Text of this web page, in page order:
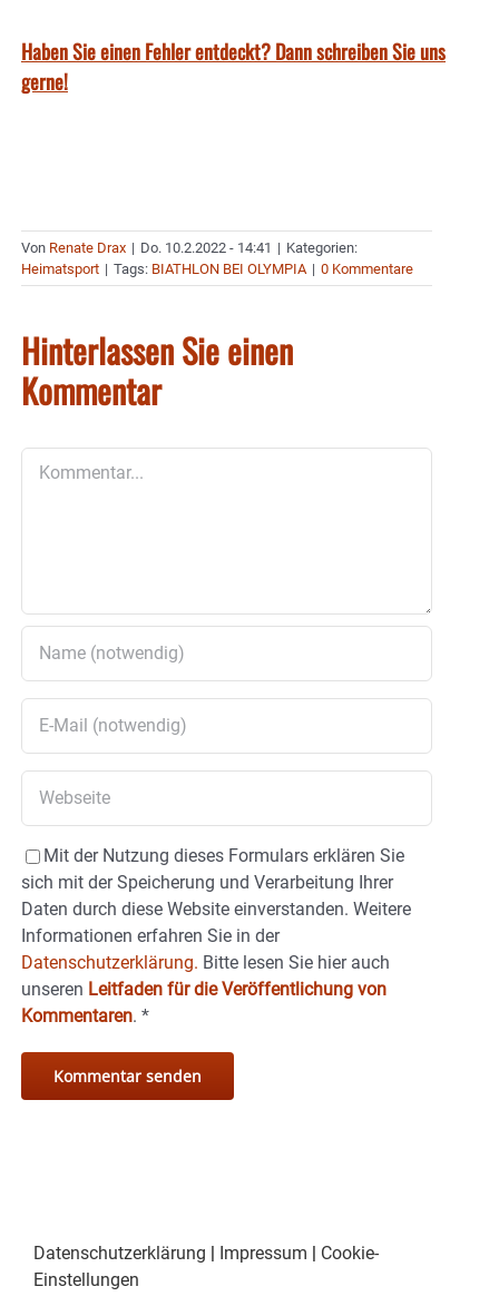
Haben Sie einen Fehler entdeckt? Dann schreiben Sie uns
gerne!
Von Renate Drax | Do. 10.2.2022 - 14:41 | Kategorien:
Heimatsport | Tags: BIATHLON BEI OLYMPIA | 0 Kommentare
Hinterlassen Sie einen
Kommentar
Mit der Nutzung dieses Formulars erklären Sie
sich mit der Speicherung und Verarbeitung Ihrer
Daten durch diese Website einverstanden. Weitere
Informationen erfahren Sie in der
Datenschutzerklärung. Bitte lesen Sie hier auch
unseren Leitfaden für die Veröffentlichung von
Kommentaren. *
Datenschutzerklärung | Impressum | Cookie-
Einstellungen